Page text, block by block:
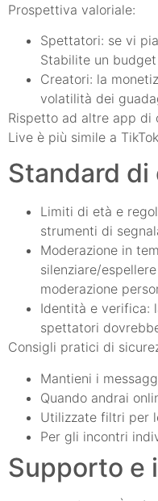
Prospettiva valoriale:
Spettatori: se vi
Stabilite un
Creatori: la
volatilità dei
Rispetto ad altre app di
Live è più simile a
Standard
Limiti di età e
strumenti di
Moderazione in
silenziare/
moderazione
Identità e verifica:
spettatori
Consigli pratici di
Mantieni i
Quando andrai
Utilizzate filtri per
Per gli incontri
Supporto e